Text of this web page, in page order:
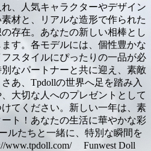
、人気キャラクターやデザイン
材と、リアルな造形で作られた
存在。あなたの新しい相棒とし
す。各モデルには、個性豊かな
スタイルにぴったりの一品が必
なパートナーと共に迎え、素敵
あ、Tpdollの世界へ足を踏み入
大切な人へのプレゼントとして
てください。新しい一年は、素
ト！あなたの生活に華やかな彩
ルたちと一緒に、特別な瞬間を
www.tpdoll.com/ Funwest Doll